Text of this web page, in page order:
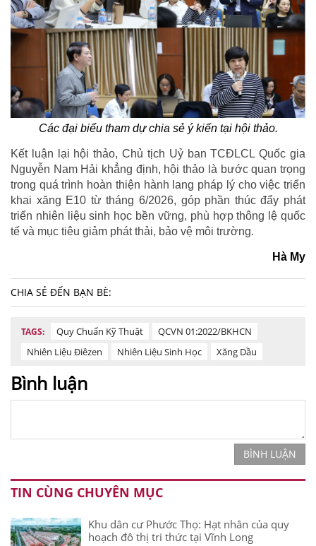
Các đại biểu tham dự chia sẻ ý kiến tại hội thảo.
Kết luận lại hội thảo, Chủ tịch Uỷ ban TCĐLCL Quốc gia
Nguyễn Nam Hải khẳng định, hội thảo là bước quan trọng
trong quá trình hoàn thiện hành lang pháp lý cho việc triển
khai xăng E10 từ tháng 6/2026, góp phần thúc đẩy phát
triển nhiên liệu sinh học bền vững, phù hợp thông lệ quốc
tế và mục tiêu giảm phát thải, bảo vệ môi trường.
Hà My
CHIA SẺ ĐẾN BẠN BÈ:
TAGS: Quy Chuẩn Kỹ Thuật
QCVN 01:2022/BKHCN
Nhiên Liệu Điêzen
Nhiên Liệu Sinh Học Xăng Dầu
Bình luận
BÌNH LUẬN
TIN CÙNG CHUYÊN MỤC
Khu dân cư Phước Thọ: Hạt nhân của quy
hoạch đô thị tri thức tại Vĩnh Long